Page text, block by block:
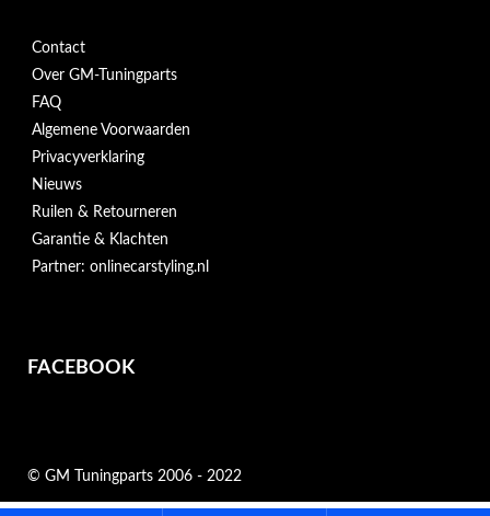
Contact
Over GM-Tuningparts
FAQ
Algemene Voorwaarden
Privacyverklaring
Nieuws
Ruilen & Retourneren
Garantie & Klachten
Partner: onlinecarstyling.nl
FACEBOOK
© GM Tuningparts 2006 - 2022